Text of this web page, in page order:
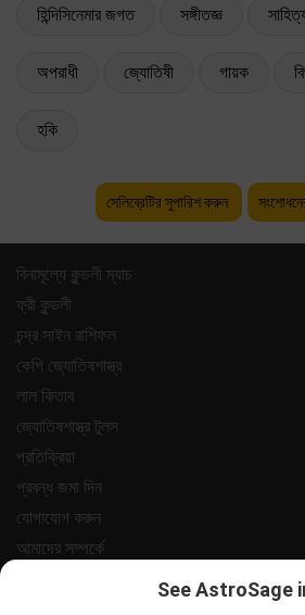
হিন্দিসিনেমার জগত সঙ্গীতজ্ঞ
অপরাধী জ্যোতিষী গায়ক
হকি
সেলিব্রেটির সুপারিশ করুন
বিনামূল্যে কুন্ডলী ম্যাচ
ফ্রী কুন্ডলী
চন্দ্র সাইন রাশিফল
কেপি জ্যোতিষশাস্ত্র
লাল কিতাব
জ্যোতিষশাস্ত্র টুলস
প্রতিক্রিয়া
প্রবন্ধ জমা দিন
যোগাযোগ করুন
আমাদের সম্পর্কে
See AstroSage